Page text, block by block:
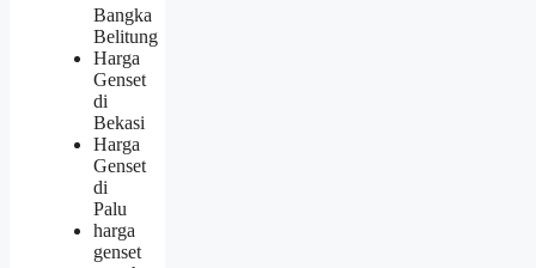
Bangka
Belitung
Harga
Genset
di
Bekasi
Harga
Genset
di
Palu
harga
genset